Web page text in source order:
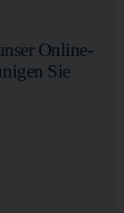
Online-
Sie